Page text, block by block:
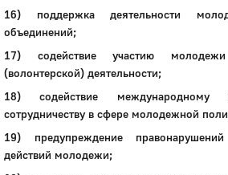
Город
Глазов
Официальный портал
16) поддержка деятельности
объединений;
17) содействие участию
(волонтерской) деятельности;
18) содействие международному
сотрудничеству в сфере молодежной
19) предупреждение
действий молодежи;